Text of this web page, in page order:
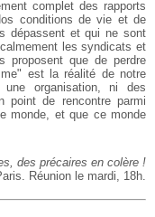
complet des rapports
conditions de vie et de
dépassent et qui ne sont
les syndicats et
proposent que de perdre
est la réalité de notre
organisation, ni des
point de rencontre parmi
monde, et que ce monde
des précaires en colère !
Réunion le mardi, 18h.